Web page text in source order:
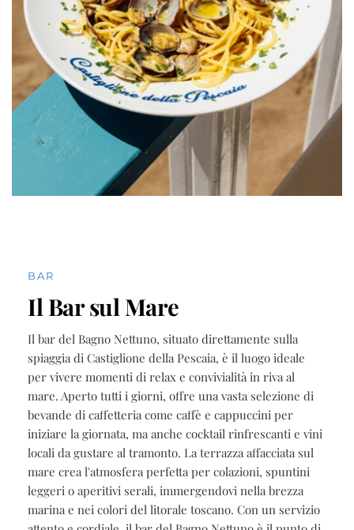
BAR
Il Bar sul Mare
Il bar del Bagno Nettuno, situato direttamente sulla
spiaggia di Castiglione della Pescaia, è il luogo ideale
per vivere momenti di relax e convivialità in riva al
mare. Aperto tutti i giorni, offre una vasta selezione di
bevande di caffetteria come caffè e cappuccini per
iniziare la giornata, ma anche cocktail rinfrescanti e vini
locali da gustare al tramonto. La terrazza affacciata sul
mare crea l'atmosfera perfetta per colazioni, spuntini
leggeri o aperitivi serali, immergendovi nella brezza
marina e nei colori del litorale toscano. Con un servizio